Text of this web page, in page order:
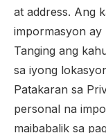
at address. Ang
impormasyon ay
Tanging ang
sa iyong
Patakaran sa
personal na
maibabalik sa